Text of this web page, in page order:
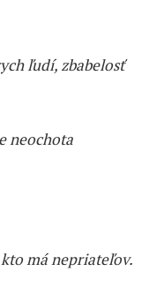
ľudí, zbabelosť
neochota
má nepriateľov.